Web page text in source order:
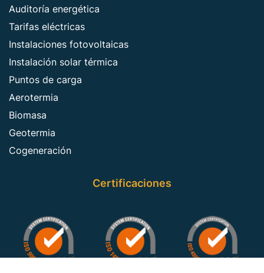
Auditoría energética
Tarifas eléctricas
Instalaciones fotovoltaicas
Instalación solar térmica
Puntos de carga
Aerotermia
Biomasa
Geotermia
Cogeneración
Certificaciones